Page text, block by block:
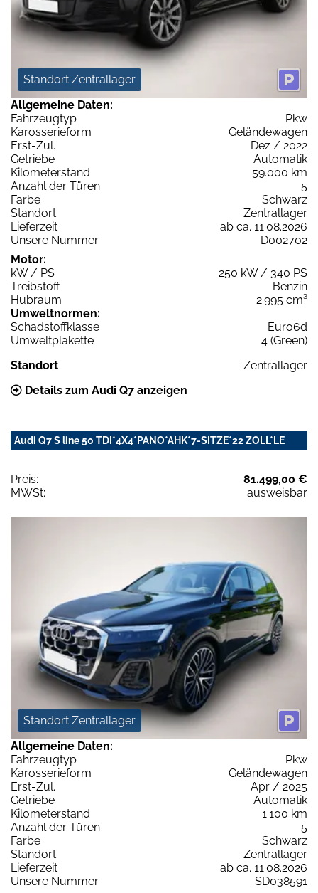
Standort Zentrallager
Allgemeine Daten:
Fahrzeugtyp
Pkw
Karosserieform
Geländewagen
Erst-Zul.
Dez / 2022
Getriebe
Automatik
Kilometerstand
59.000 km
Anzahl der Türen
5
Farbe
Schwarz
Standort
Zentrallager
Lieferzeit
ab ca. 11.08.2026
Unsere Nummer
D002702
Motor:
kW / PS
250 kW / 340 PS
Treibstoff
Benzin
Hubraum
2.995 cm³
Umweltnormen:
Schadstoffklasse
Euro6d
Umweltplakette
4 (Green)
Standort
Zentrallager
Details zum Audi Q7 anzeigen
Audi Q7 S line 50 TDI*4X4*PANO*AHK*7-SITZE*22 ZOLL*LE
Preis:
81.499,00 €
MWSt:
ausweisbar
Standort Zentrallager
Allgemeine Daten:
Fahrzeugtyp
Pkw
Karosserieform
Geländewagen
Erst-Zul.
Apr / 2025
Getriebe
Automatik
Kilometerstand
1.100 km
Anzahl der Türen
5
Farbe
Schwarz
Standort
Zentrallager
Lieferzeit
ab ca. 11.08.2026
Unsere Nummer
SD038591